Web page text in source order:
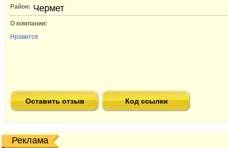
Район: Чермет
О компании:
Нравится
Оставить отзыв Код ссылки
Реклама